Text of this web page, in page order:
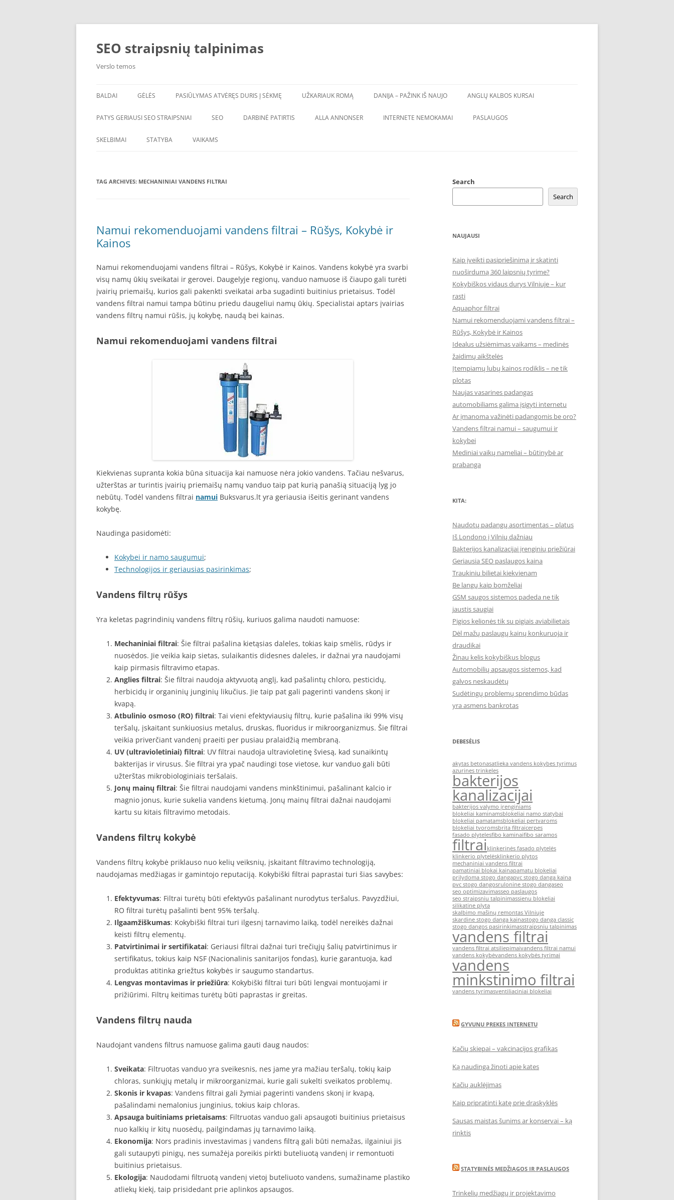
Skip
SEO straipsnių talpinimas
Verslo temos
BALDAI GĖLĖS PASIŪLYMAS ATVĖRĘS DURIS Į SĖKMĘ UŽKARIAUK ROMĄ DANIJA – PAŽINK IŠ NAUJO ANGLŲ KALBOS KURSAI
PATYS GERIAUSI SEO STRAIPSNIAI SEO DARBINĖ PATIRTIS ALLA ANNONSER INTERNETE NEMOKAMAI PASLAUGOS
SKELBIMAI STATYBA VAIKAMS
TAG ARCHIVES: MECHANINIAI VANDENS FILTRAI
Namui rekomenduojami vandens filtrai – Rūšys, Kokybė ir
Kainos
Namui rekomenduojami vandens filtrai – Rūšys, Kokybė ir Kainos. Vandens kokybė yra svarbi
visų namų ūkių sveikatai ir gerovei. Daugelyje regionų, vanduo namuose iš čiaupo gali turėti
įvairių priemaišų, kurios gali pakenkti sveikatai arba sugadinti buitinius prietaisus. Todėl
vandens filtrai namui tampa būtinu priedu daugeliui namų ūkių. Specialistai aptars įvairias
vandens filtrų namui rūšis, jų kokybę, naudą bei kainas.
Namui rekomenduojami vandens filtrai
Kiekvienas supranta kokia būna situacija kai namuose nėra jokio vandens. Tačiau nešvarus,
užterštas ar turintis įvairių priemaišų namų vanduo taip pat kurią panašią situaciją lyg jo
nebūtų. Todėl vandens filtrai namui Buksvarus.lt yra geriausia išeitis gerinant vandens
kokybę.
Naudinga pasidomėti:
Kokybei ir namo saugumui;
Technologijos ir geriausias pasirinkimas;
Vandens filtrų rūšys
Yra keletas pagrindinių vandens filtrų rūšių, kuriuos galima naudoti namuose:
Mechaniniai filtrai: Šie filtrai pašalina kietąsias daleles, tokias kaip smėlis, rūdys ir
nuosėdos. Jie veikia kaip sietas, sulaikantis didesnes daleles, ir dažnai yra naudojami
kaip pirmasis filtravimo etapas.
Anglies filtrai: Šie filtrai naudoja aktyvuotą anglį, kad pašalintų chloro, pesticidų,
herbicidų ir organinių junginių likučius. Jie taip pat gali pagerinti vandens skonį ir
kvapą.
Atbulinio osmoso (RO) filtrai: Tai vieni efektyviausių filtrų, kurie pašalina iki 99% visų
teršalų, įskaitant sunkiuosius metalus, druskas, fluoridus ir mikroorganizmus. Šie filtrai
veikia priverčiant vandenį praeiti per pusiau pralaidžią membraną.
UV (ultravioletiniai) filtrai: UV filtrai naudoja ultravioletinę šviesą, kad sunaikintų
bakterijas ir virusus. Šie filtrai yra ypač naudingi tose vietose, kur vanduo gali būti
užterštas mikrobiologiniais teršalais.
Jonų mainų filtrai: Šie filtrai naudojami vandens minkštinimui, pašalinant kalcio ir
magnio jonus, kurie sukelia vandens kietumą. Jonų mainų filtrai dažnai naudojami
kartu su kitais filtravimo metodais.
Vandens filtrų kokybė
Vandens filtrų kokybė priklauso nuo kelių veiksnių, įskaitant filtravimo technologiją,
naudojamas medžiagas ir gamintojo reputaciją. Kokybiški filtrai paprastai turi šias savybes:
Efektyvumas: Filtrai turėtų būti efektyvūs pašalinant nurodytus teršalus. Pavyzdžiui,
RO filtrai turėtų pašalinti bent 95% teršalų.
Ilgaamžiškumas: Kokybiški filtrai turi ilgesnį tarnavimo laiką, todėl nereikės dažnai
keisti filtrų elementų.
Patvirtinimai ir sertifikatai: Geriausi filtrai dažnai turi trečiųjų šalių patvirtinimus ir
sertifikatus, tokius kaip NSF (Nacionalinis sanitarijos fondas), kurie garantuoja, kad
produktas atitinka griežtus kokybės ir saugumo standartus.
Lengvas montavimas ir priežiūra: Kokybiški filtrai turi būti lengvai montuojami ir
prižiūrimi. Filtrų keitimas turėtų būti paprastas ir greitas.
Vandens filtrų nauda
Naudojant vandens filtrus namuose galima gauti daug naudos:
Sveikata: Filtruotas vanduo yra sveikesnis, nes jame yra mažiau teršalų, tokių kaip
chloras, sunkiųjų metalų ir mikroorganizmai, kurie gali sukelti sveikatos problemų.
Skonis ir kvapas: Vandens filtrai gali žymiai pagerinti vandens skonį ir kvapą,
pašalindami nemalonius junginius, tokius kaip chloras.
Apsauga buitiniams prietaisams: Filtruotas vanduo gali apsaugoti buitinius prietaisus
nuo kalkių ir kitų nuosėdų, pailgindamas jų tarnavimo laiką.
Ekonomija: Nors pradinis investavimas į vandens filtrą gali būti nemažas, ilgainiui jis
gali sutaupyti pinigų, nes sumažėja poreikis pirkti buteliuotą vandenį ir remontuoti
buitinius prietaisus.
Ekologija: Naudodami filtruotą vandenį vietoj buteliuoto vandens, sumažiname plastiko
atliekų kiekį, taip prisidedant prie aplinkos apsaugos.
Search
Search
NAUJAUSI
Kaip įveikti pasipriešinimą ir skatinti
nuoširdumą 360 laipsnių tyrime?
Kokybiškos vidaus durys Vilniuje – kur
rasti
Aquaphor filtrai
Namui rekomenduojami vandens filtrai –
Rūšys, Kokybė ir Kainos
Idealus užsiėmimas vaikams – medinės
žaidimų aikštelės
Įtempiamų lubų kainos rodiklis – ne tik
plotas
Naujas vasarines padangas
automobiliams galima įsigyti internetu
Ar įmanoma važinėti padangomis be oro?
Vandens filtrai namui – saugumui ir
kokybei
Mediniai vaikų nameliai – būtinybė ar
prabanga
KITA:
Naudotų padangų asortimentas – platus
Iš Londono į Vilnių dažniau
Bakterijos kanalizacijai įrenginių priežiūrai
Geriausia SEO paslaugos kaina
Traukiniu bilietai kiekvienam
Be langų kaip bomželiai
GSM saugos sistemos padeda ne tik
jaustis saugiai
Pigios kelionės tik su pigiais aviabilietais
Dėl mažų paslaugų kainų konkuruoja ir
draudikai
Žinau kelis kokybiškus blogus
Automobilių apsaugos sistemos, kad
galvos neskaudėtų
Sudėtingų problemų sprendimo būdas
yra asmens bankrotas
DEBESĖLIS
akytas betonasatlieka vandens kokybes tyrimus
azurines trinkeles
bakterijos
kanalizacijai
bakterijos valymo įrenginiams
blokeliai kaminamsblokeliai namo statybai
blokeliai pamatamsblokeliai pertvaroms
blokeliai tvoromsbrita filtraicerpes
fasado plytelesfibo kaminaifibo saramos
filtrai klinkerinės fasado plytelės
klinkerio plytelėsklinkerio plytos
mechaniniai vandens filtrai
pamatiniai blokai kainapamatu blokeliai
prilydoma stogo dangapvc stogo danga kaina
pvc stogo dangosrulonine stogo dangaseo
seo optimizavimasseo paslaugos
seo straipsniu talpinimassienu blokeliai
silikatine plyta
skalbimo mašinų remontas Vilniuje
skardine stogo danga kainastogo danga classic
stogo dangos pasirinkimasstraipsniu talpinimas
vandens filtrai
vandens filtrai atsiliepimaivandens filtrai namui
vandens kokybėvandens kokybės tyrimai
vandens
minkstinimo filtrai
vandens tyrimasventiliaciniai blokeliai
GYVUNU PREKES INTERNETU
Kačių skiepai – vakcinacijos grafikas
Ką naudinga žinoti apie kates
Kačių auklėjimas
Kaip pripratinti katę prie draskyklės
Sausas maistas šunims ar konservai – ką
rinktis
STATYBINĖS MEDŽIAGOS IR PASLAUGOS
Trinkelių medžiagų ir projektavimo